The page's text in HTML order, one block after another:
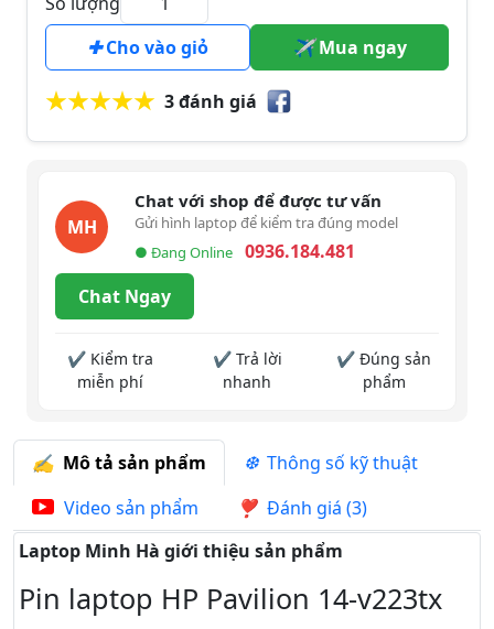
Cho vào giỏ
Mua ngay
3 đánh giá
MH
Chat với shop để được tư vấn
Gửi hình laptop để kiểm tra đúng model
● Đang Online
0936.184.481
Chat Ngay
✔ Kiểm tra
miễn phí
✔ Trả lời
nhanh
✔ Đúng sản
phẩm
Mô tả sản phẩm
Thông số kỹ thuật
Video sản phẩm
Đánh giá (3)
Laptop Minh Hà giới thiệu sản phẩm
Pin laptop HP Pavilion 14-v223tx